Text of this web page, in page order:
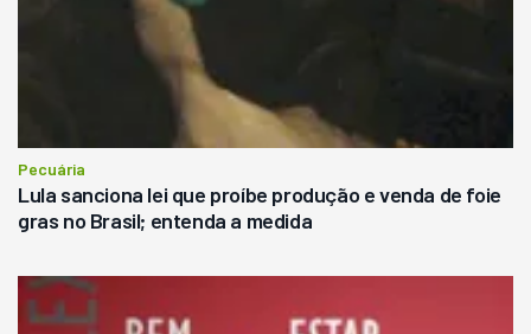
Pecuária
Lula sanciona lei que proíbe produção e venda de foie
gras no Brasil; entenda a medida